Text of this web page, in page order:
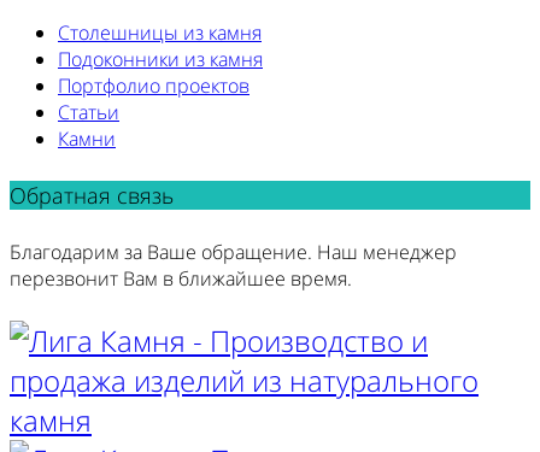
Столешницы из камня
Подоконники из камня
Портфолио проектов
Статьи
Камни
Обратная связь
Благодарим за Ваше обращение. Наш менеджер
перезвонит Вам в ближайшее время.